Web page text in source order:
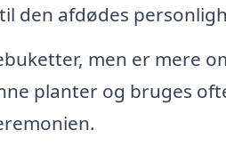
den afdødes
men er mere
planter og bruges